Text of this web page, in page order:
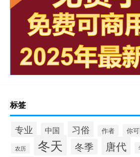
标签
专业 中国 习俗 作者 你
农历 冬天 冬季 唐代